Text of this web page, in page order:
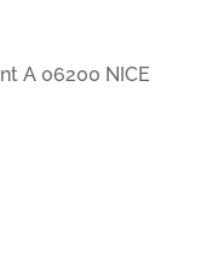
A 06200 NICE